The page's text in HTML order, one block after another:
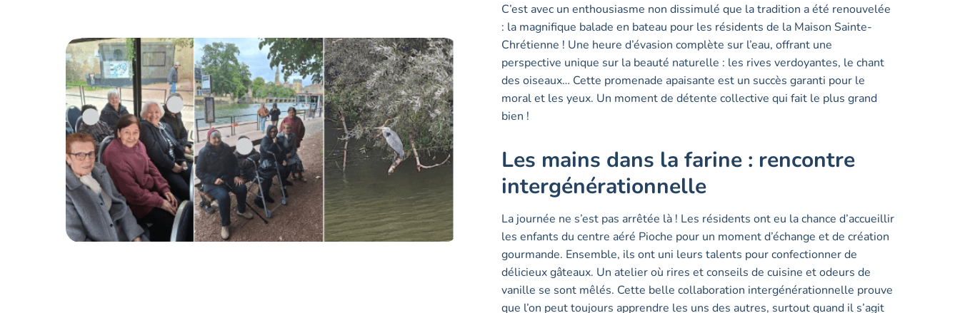
C’est avec un enthousiasme non dissimulé que la tradition a été renouvelée
: la magnifique balade en bateau pour les résidents de la Maison Sainte-
Chrétienne ! Une heure d’évasion complète sur l’eau, offrant une
perspective unique sur la beauté naturelle : les rives verdoyantes, le chant
des oiseaux… Cette promenade apaisante est un succès garanti pour le
moral et les yeux. Un moment de détente collective qui fait le plus grand
bien !
Les mains dans la farine : rencontre
intergénérationnelle
La journée ne s’est pas arrêtée là ! Les résidents ont eu la chance d’accueillir
les enfants du centre aéré Pioche pour un moment d’échange et de création
gourmande. Ensemble, ils ont uni leurs talents pour confectionner de
délicieux gâteaux. Un atelier où rires et conseils de cuisine et odeurs de
vanille se sont mêlés. Cette belle collaboration intergénérationnelle prouve
que l’on peut toujours apprendre les uns des autres, surtout quand il s’agit